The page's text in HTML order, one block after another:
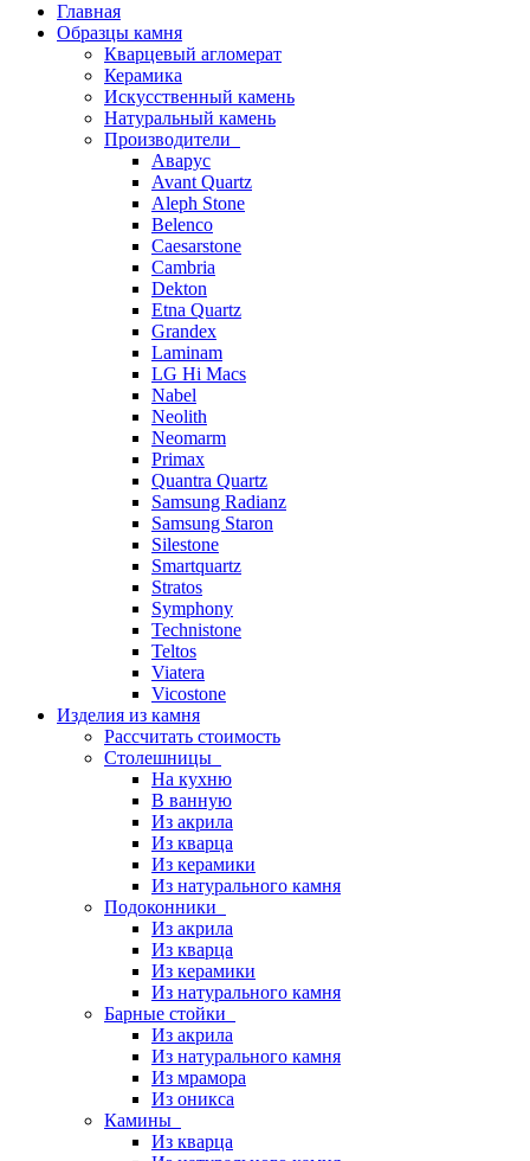
Главная
Образцы камня
Кварцевый агломерат
Керамика
Искусственный камень
Натуральный камень
Производители
Аварус
Avant Quartz
Aleph Stone
Belenco
Caesarstone
Cambria
Dekton
Etna Quartz
Grandex
Laminam
LG Hi Macs
Nabel
Neolith
Neomarm
Primax
Quantra Quartz
Samsung Radianz
Samsung Staron
Silestone
Smartquartz
Stratos
Symphony
Technistone
Teltos
Viatera
Vicostone
Изделия из камня
Рассчитать стоимость
Столешницы
На кухню
В ванную
Из акрила
Из кварца
Из керамики
Из натурального камня
Подоконники
Из акрила
Из кварца
Из керамики
Из натурального камня
Барные стойки
Из акрила
Из натурального камня
Из мрамора
Из оникса
Камины
Из кварца